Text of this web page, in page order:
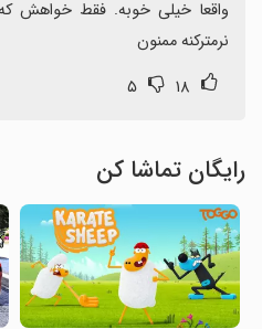
نرمترکنه ممنون
۱۸ ۵
رایگان تماشا کن